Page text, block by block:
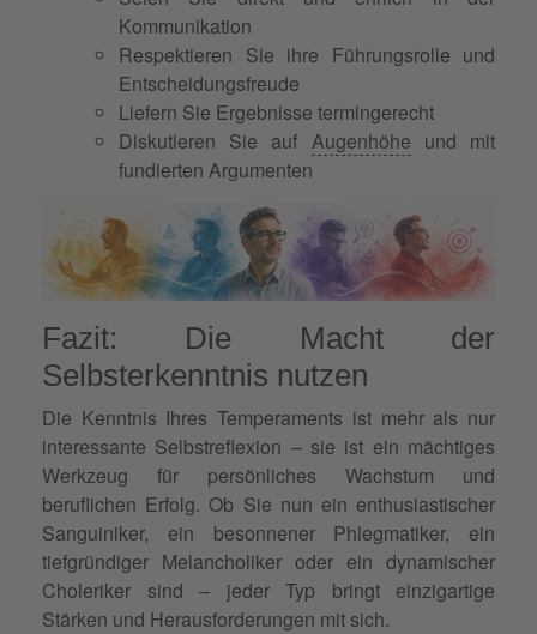
Kommunikation
Respektieren Sie ihre Führungsrolle und
Entscheidungsfreude
Liefern Sie Ergebnisse termingerecht
Diskutieren Sie auf Augenhöhe und mit
fundierten Argumenten
Fazit: Die Macht der
Selbsterkenntnis nutzen
Die Kenntnis Ihres Temperaments ist mehr als nur
interessante Selbstreflexion – sie ist ein mächtiges
Werkzeug für persönliches Wachstum und
beruflichen Erfolg. Ob Sie nun ein enthusiastischer
Sanguiniker, ein besonnener Phlegmatiker, ein
tiefgründiger Melancholiker oder ein dynamischer
Choleriker sind – jeder Typ bringt einzigartige
Stärken und Herausforderungen mit sich.